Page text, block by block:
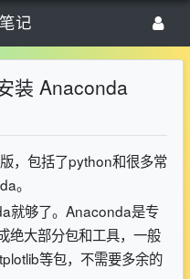
笔记
装 Anaconda
，包括了python和很多常
。
就够了。Anaconda是专
绝大部分包和工具，一般
等包，不需要多余的